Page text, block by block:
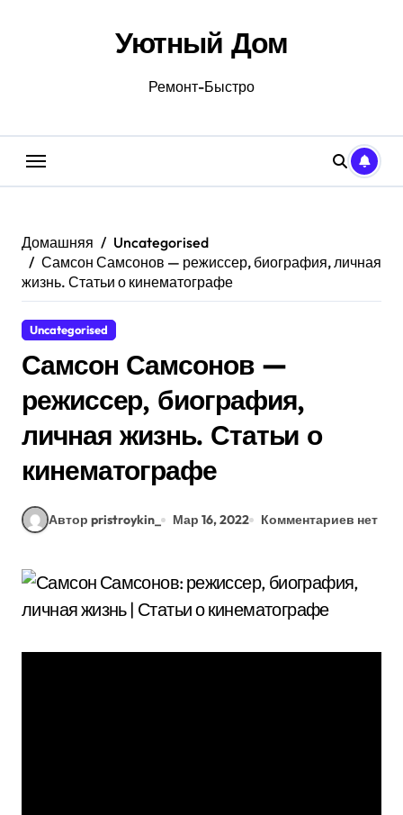
Уютный Дом
Ремонт-Быстро
Домашняя
Uncategorised
Самсон Самсонов — режиссер, биография, личная
жизнь. Статьи о кинематографе
Uncategorised
Самсон Самсонов —
режиссер, биография,
личная жизнь. Статьи о
кинематографе
Автор pristroykin_ Мар 16, 2022 Комментариев нет